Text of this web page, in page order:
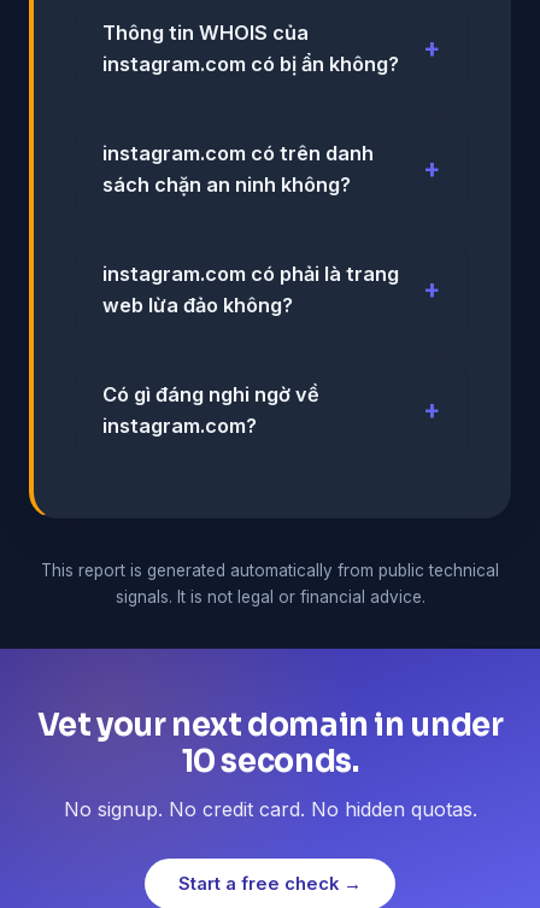
Thông tin WHOIS của
instagram.com có bị ẩn không?
instagram.com có trên danh
sách chặn an ninh không?
instagram.com có phải là trang
web lừa đảo không?
Có gì đáng nghi ngờ về
instagram.com?
This report is generated automatically from public technical
signals. It is not legal or financial advice.
Vet your next domain in under
10 seconds.
No signup. No credit card. No hidden quotas.
Start a free check →